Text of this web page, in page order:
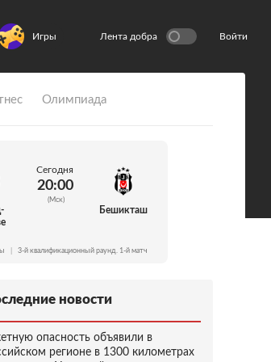
Игры Лента добра Войти
Олимпиада
Сегодня
20:00
(Мск)
Бешикташ
3-й квалификационный раунд. 1-й матч
новости
опасность объявили в
регионе в 1300 километрах